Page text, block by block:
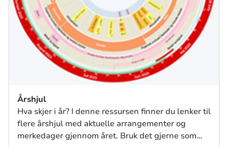
Årshjul
Hva skjer i år? I denne ressursen finner du lenker til
flere årshjul med aktuelle arrangementer og
merkedager gjennom året. Bruk det gjerne som